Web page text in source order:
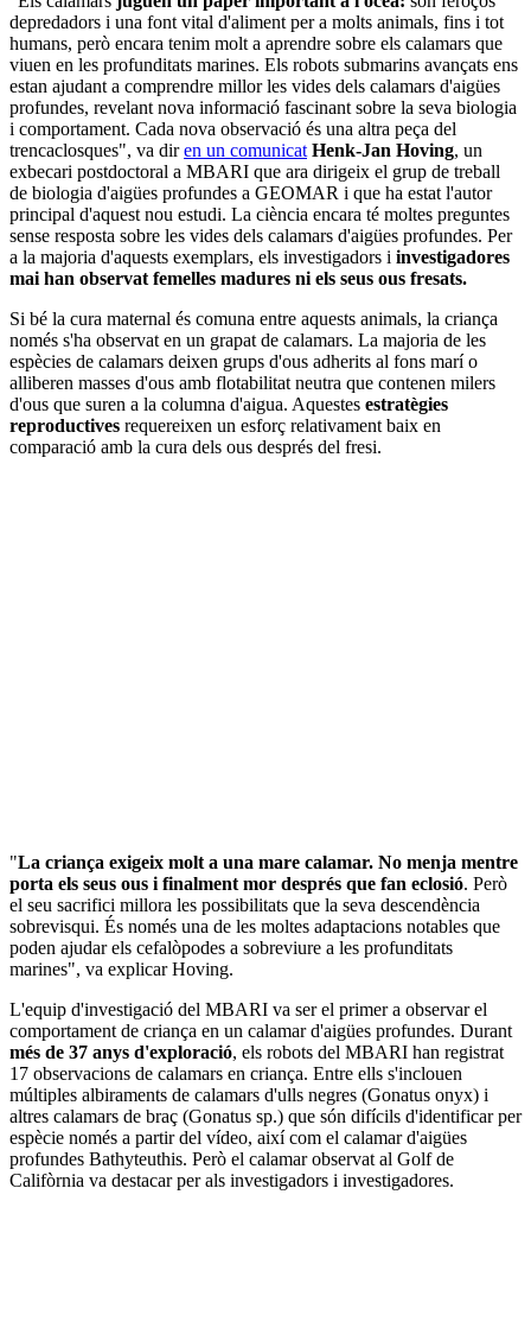
depredadors i una font vital d'aliment per a molts animals, fins i tot
humans, però encara tenim molt a aprendre sobre els calamars que
viuen en les profunditats marines. Els robots submarins avançats ens
estan ajudant a comprendre millor les vides dels calamars d'aigües
profundes, revelant nova informació fascinant sobre la seva biologia
i comportament. Cada nova observació és una altra peça del
trencaclosques", va diren un comunicat Henk-Jan Hoving, un
exbecari postdoctoral a MBARI que ara dirigeix el grup de treball
de biologia d'aigües profundes a GEOMAR i que ha estat l'autor
principal d'aquest nou estudi. La ciència encara té moltes preguntes
sense resposta sobre les vides dels calamars d'aigües profundes. Per
a la majoria d'aquests exemplars, els investigadors i investigadores
mai han observat femelles madures ni els seus ous fresats.
Si bé la cura maternal és comuna entre aquests animals, la criança
només s'ha observat en un grapat de calamars. La majoria de les
espècies de calamars deixen grups d'ous adherits al fons marí o
alliberen masses d'ous amb flotabilitat neutra que contenen milers
d'ous que suren a la columna d'aigua. Aquestes estratègies
reproductives requereixen un esforç relativament baix en
comparació amb la cura dels ous després del fresi.
"La criança exigeix molt a una mare calamar. No menja mentre
porta els seus ous i finalment mor després que fan eclosió. Però
el seu sacrifici millora les possibilitats que la seva descendència
sobrevisqui. És només una de les moltes adaptacions notables que
poden ajudar els cefalòpodes a sobreviure a les profunditats
marines", va explicar Hoving.
L'equip d'investigació del MBARI va ser el primer a observar el
comportament de criança en un calamar d'aigües profundes. Durant
més de 37 anys d'exploració, els robots del MBARI han registrat
17 observacions de calamars en criança. Entre ells s'inclouen
múltiples albiraments de calamars d'ulls negres (Gonatus onyx) i
altres calamars de braç (Gonatus sp.) que són difícils d'identificar per
espècie només a partir del vídeo, així com el calamar d'aigües
profundes Bathyteuthis. Però el calamar observat al Golf de
Califòrnia va destacar per als investigadors i investigadores.